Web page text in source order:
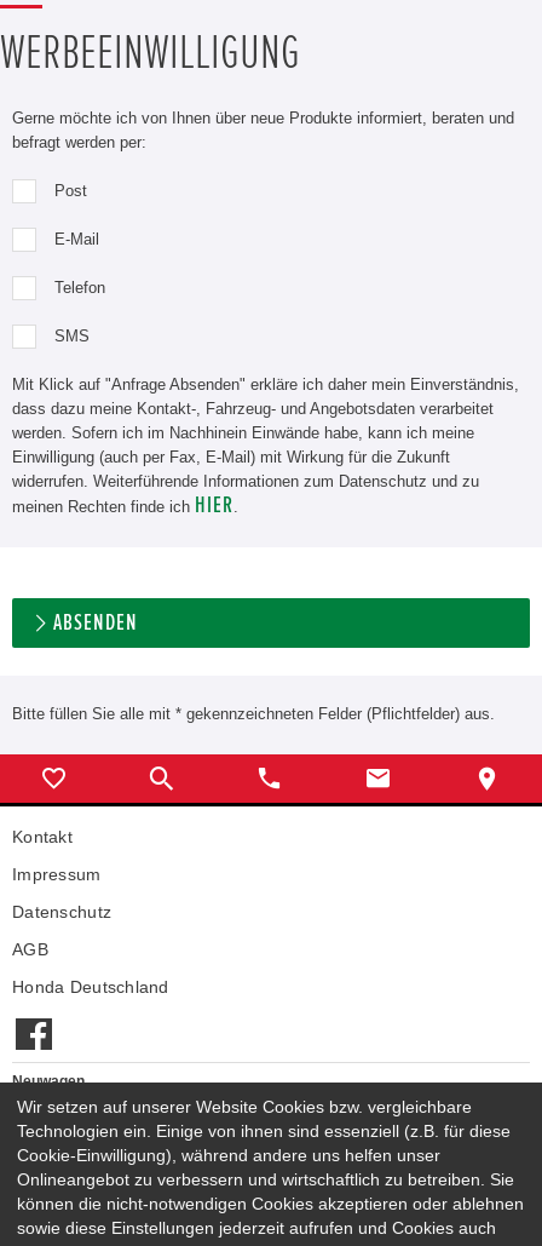
WERBEEINWILLIGUNG
Gerne möchte ich von Ihnen über neue Produkte informiert, beraten und
befragt werden per:
Post
E-Mail
Telefon
SMS
Mit Klick auf "Anfrage Absenden" erkläre ich daher mein Einverständnis,
dass dazu meine Kontakt-, Fahrzeug- und Angebotsdaten verarbeitet
werden. Sofern ich im Nachhinein Einwände habe, kann ich meine
Einwilligung (auch per Fax, E-Mail) mit Wirkung für die Zukunft
widerrufen. Weiterführende Informationen zum Datenschutz und zu
meinen Rechten finde ich HIER.
ABSENDEN
Bitte füllen Sie alle mit * gekennzeichneten Felder (Pflichtfelder) aus.
Kontakt
Impressum
Datenschutz
AGB
Honda Deutschland
Neuwagen
Honda Neuwagen
Gebrauchtwagen
Honda Gebrauchtwagen
Honda Vorführwagen
Gesamtbestand
Wir setzen auf unserer Website Cookies bzw. vergleichbare
Technologien ein. Einige von ihnen sind essenziell (z.B. für diese
Cookie-Einwilligung), während andere uns helfen unser
Onlineangebot zu verbessern und wirtschaftlich zu betreiben. Sie
können die nicht-notwendigen Cookies akzeptieren oder ablehnen
sowie diese Einstellungen jederzeit aufrufen und Cookies auch